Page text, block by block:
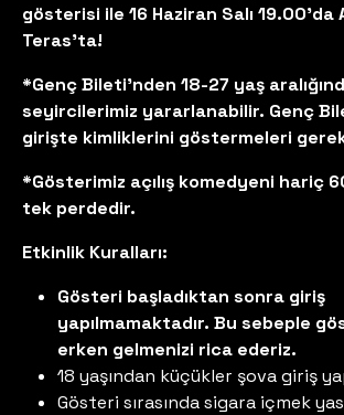
gösterisi ile 16 Haziran Salı 19.00'da
Teras'ta!
*Genç Bileti'nden 18-27 yaş
seyircilerimiz yararlanabilir. Genç
girişte kimliklerini göstermeleri
*Gösterimiz açılış komedyeni hariç
tek perdedir.
Etkinlik Kuralları:
Gösteri başladıktan sonra giriş
yapılmamaktadır. Bu sebeple
erken gelmenizi rica ederiz.
18 yaşından küçükler şova giriş
Gösteri sırasında sigara içmek